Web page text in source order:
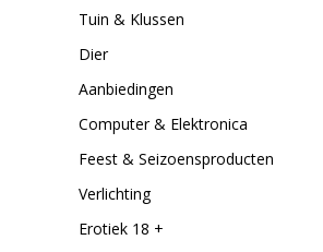
Tuin & Klussen
Dier
Aanbiedingen
Computer & Elektronica
Feest & Seizoensproducten
Verlichting
Erotiek 18 +